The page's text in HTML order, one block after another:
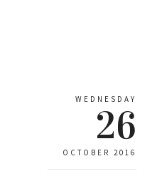
WEDNESDAY
26
OCTOBER 2016